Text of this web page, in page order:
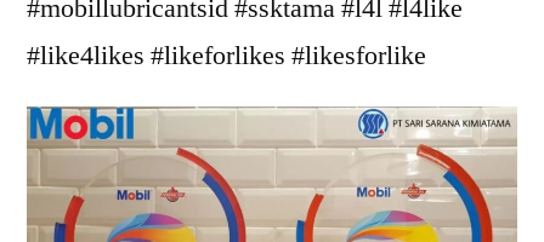
#mobillubricantsid #ssktama #l4l #l4like
#like4likes #likeforlikes #likesforlike